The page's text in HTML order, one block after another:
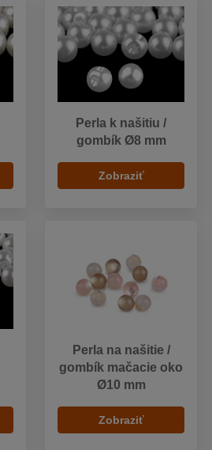
Perla k našitiu /
gombík Ø8 mm
Zobraziť
Perla na našitie /
gombík mačacie oko
Ø10 mm
Zobraziť